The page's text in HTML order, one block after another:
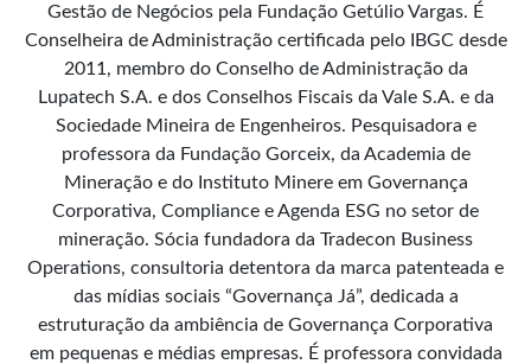
Gestão de Negócios pela Fundação Getúlio Vargas. É
Conselheira de Administração certificada pelo IBGC desde
2011, membro do Conselho de Administração da
Lupatech S.A. e dos Conselhos Fiscais da Vale S.A. e da
Sociedade Mineira de Engenheiros. Pesquisadora e
professora da Fundação Gorceix, da Academia de
Mineração e do Instituto Minere em Governança
Corporativa, Compliance e Agenda ESG no setor de
mineração. Sócia fundadora da Tradecon Business
Operations, consultoria detentora da marca patenteada e
das mídias sociais “Governança Já”, dedicada a
estruturação da ambiência de Governança Corporativa
em pequenas e médias empresas. É professora convidada